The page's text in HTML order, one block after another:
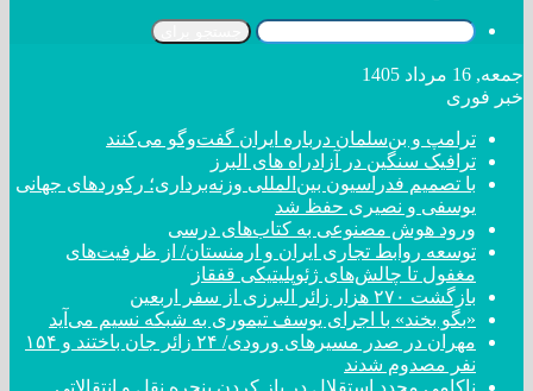
جمعه, 16 مرداد 1405
خبر فوری
ترامپ و بن‌سلمان درباره ایران گفت‌و‌گو می‌کنند
ترافیک سنگین در آزادراه های البرز
با تصمیم فدراسیون بین‌المللی وزنه‌برداری؛ رکورد‌های جهانی
یوسفی و نصیری حفظ شد
ورود هوش مصنوعی به کتاب‌های درسی
توسعه روابط تجاری ایران و ارمنستان/ از ظرفیت‌های
مغفول تا چالش‌های ژئوپلیتیکی قفقاز
بازگشت ۲۷۰ هزار زائر البرزی از سفر اربعین
«بگو بخند» با اجرای یوسف تیموری به شبکه نسیم می‌آید
مهران در صدر مسیر‌های ورودی/ ۲۴ زائر جان باختند و ۱۵۴
نفر مصدوم شدند
ناکامی مجدد استقلال در باز کردن پنجره نقل و انتقالاتی